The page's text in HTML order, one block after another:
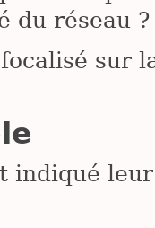
du réseau ?
sur
indiqué